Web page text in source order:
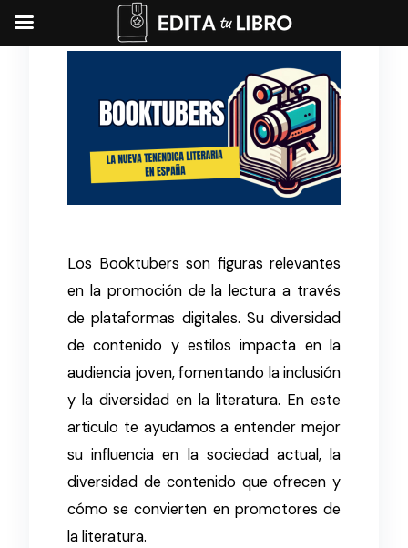
Los Booktubers son figuras relevantes
en la promoción de la lectura a través
de plataformas digitales. Su diversidad
de contenido y estilos impacta en la
audiencia joven, fomentando la inclusión
y la diversidad en la literatura. En este
articulo te ayudamos a entender mejor
su influencia en la sociedad actual, la
diversidad de contenido que ofrecen y
cómo se convierten en promotores de
la literatura.